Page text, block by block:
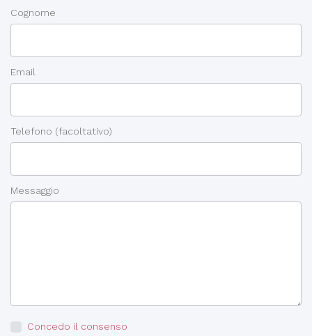
Cognome
Email
Telefono (facoltativo)
Messaggio
Concedo il consenso